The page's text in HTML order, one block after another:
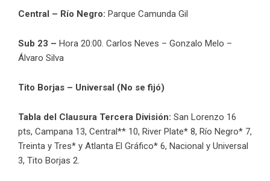
Central – Río Negro: Parque Camunda Gil
Sub 23 – Hora 20:00. Carlos Neves – Gonzalo Melo –
Álvaro Silva
Tito Borjas – Universal (No se fijó)
Tabla del Clausura Tercera División: San Lorenzo 16
pts, Campana 13, Central** 10, River Plate* 8, Río Negro* 7,
Treinta y Tres* y Atlanta El Gráfico* 6, Nacional y Universal
3, Tito Borjas 2.